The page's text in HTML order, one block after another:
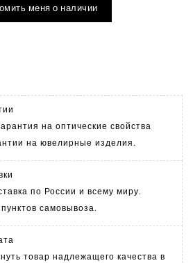
меня о наличии
на оптические свойства
на ювелирные изделия.
по России и всему миру.
самовывоза.
товар надлежащего качества в